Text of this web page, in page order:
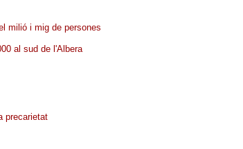
milió i mig de persones
al sud de l'Albera
precarietat